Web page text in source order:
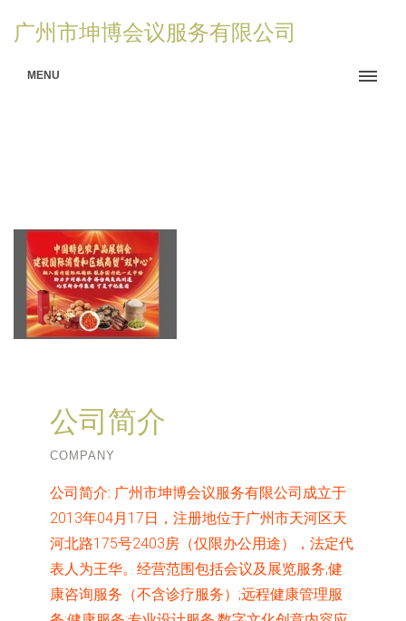
广州市坤博会议服务有限公司
MENU
公司简介
COMPANY
公司简介: 广州市坤博会议服务有限公司成立于
2013年04月17日，注册地位于广州市天河区天
河北路175号2403房（仅限办公用途），法定代
表人为王华。经营范围包括会议及展览服务;健
康咨询服务（不含诊疗服务）;远程健康管理服